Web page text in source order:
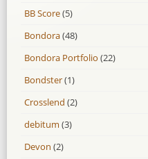
BB Score(5)
Bondora(48)
Bondora Portfolio (22)
Bondster(1)
Crosslend (2)
debitum (3)
Devon (2)